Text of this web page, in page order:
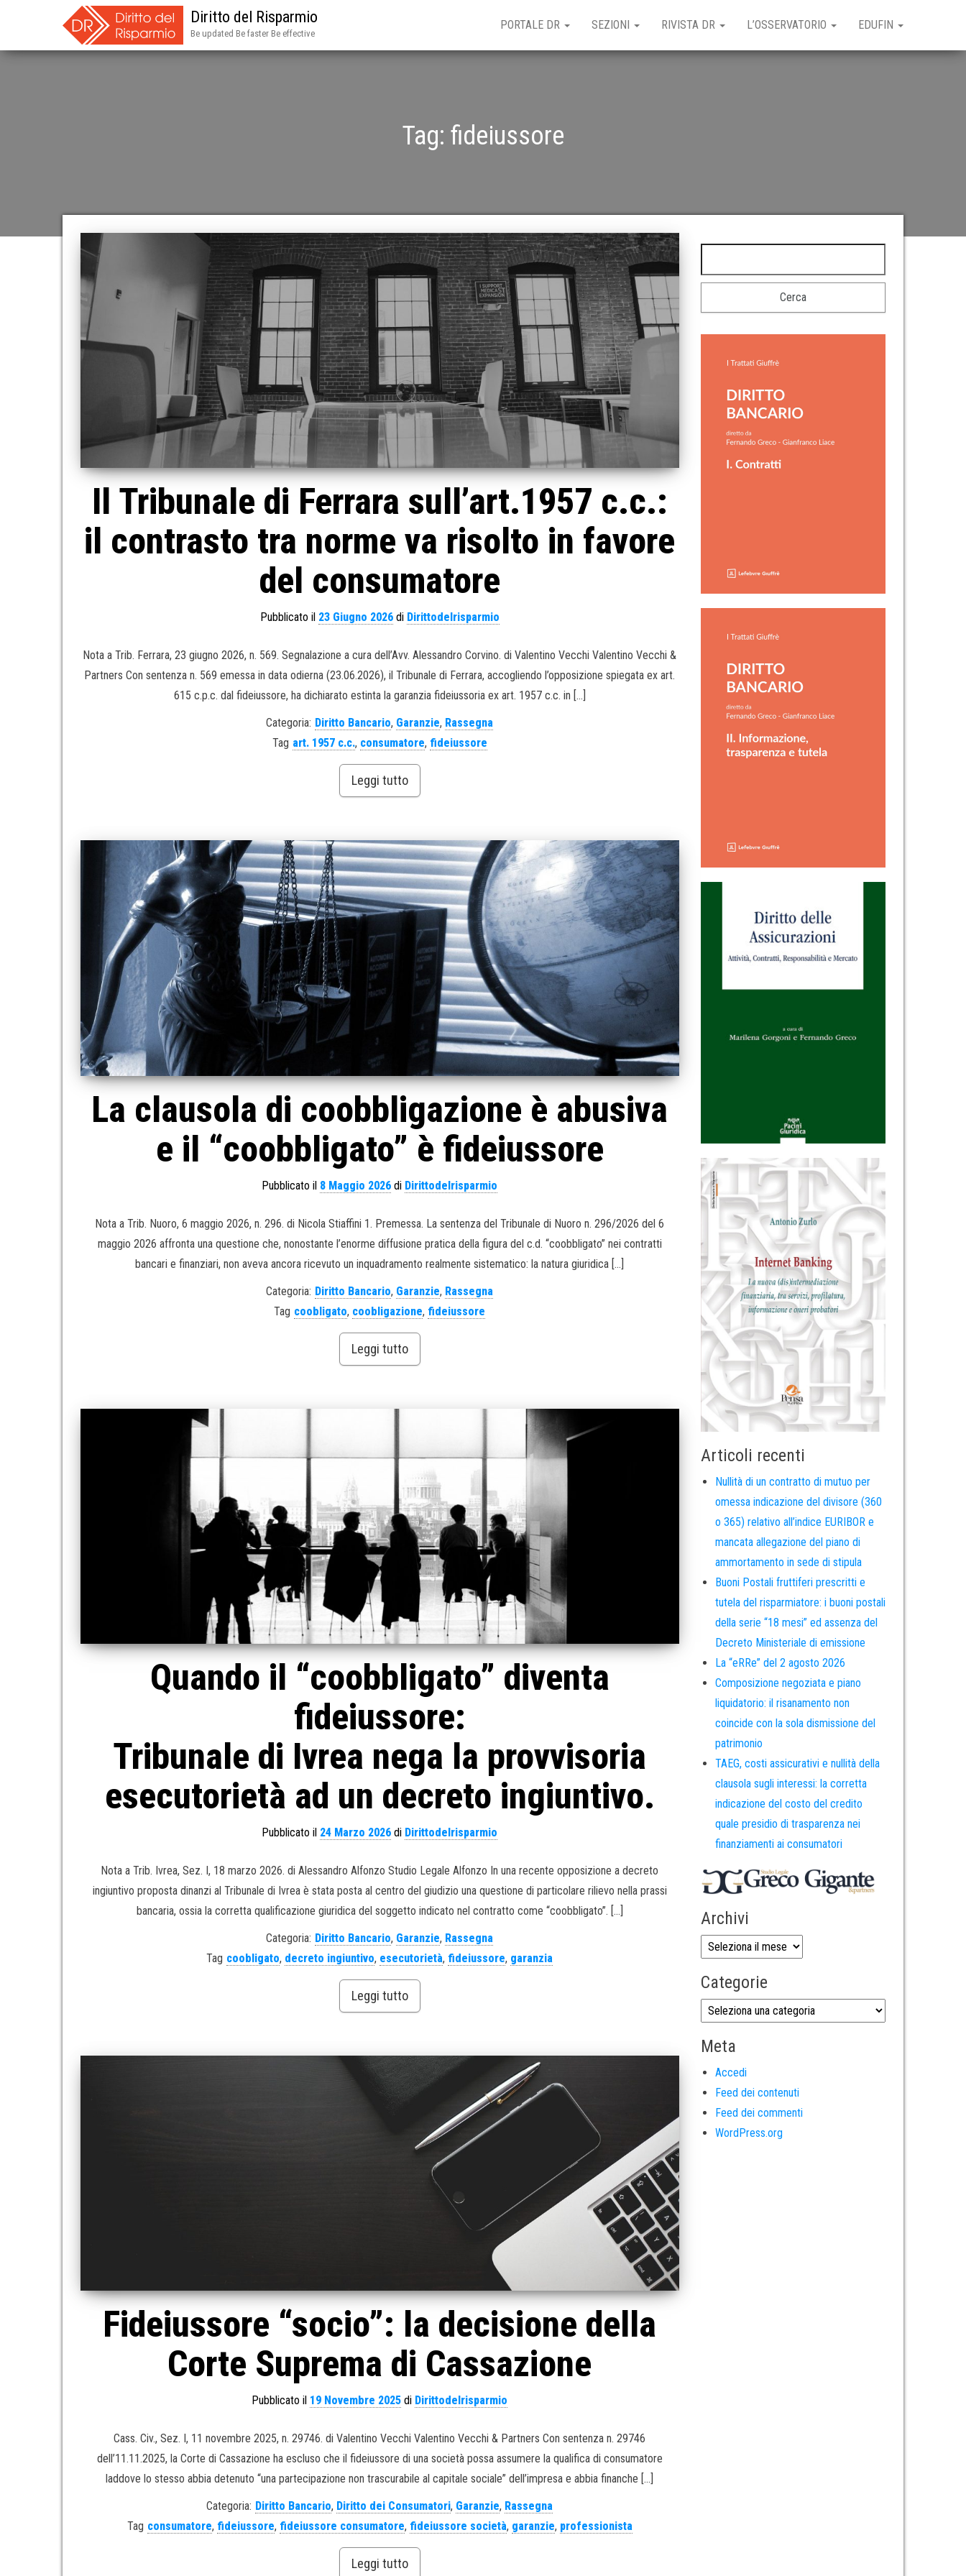
Diritto del Risparmio
Be updated Be faster Be effective
PORTALE DR SEZIONI RIVISTA DR L’OSSERVATORIO EDUFIN
Tag: fideiussore
Il Tribunale di Ferrara sull’art.1957 c.c.:
il contrasto tra norme va risolto in favore
del consumatore
Pubblicato il 23 Giugno 2026di Dirittodelrisparmio
Nota a Trib. Ferrara, 23 giugno 2026, n. 569. Segnalazione a cura dell’Avv. Alessandro Corvino. di Valentino Vecchi Valentino Vecchi &
Partners Con sentenza n. 569 emessa in data odierna (23.06.2026), il Tribunale di Ferrara, accogliendo l’opposizione spiegata ex art.
615 c.p.c. dal fideiussore, ha dichiarato estinta la garanzia fideiussoria ex art. 1957 c.c. in […]
Categoria: Diritto Bancario, Garanzie, Rassegna
Tag art. 1957 c.c., consumatore, fideiussore
Leggi tutto
La clausola di coobbligazione è abusiva
e il “coobbligato” è fideiussore
Pubblicato il 8 Maggio 2026 di Dirittodelrisparmio
Nota a Trib. Nuoro, 6 maggio 2026, n. 296. di Nicola Stiaffini 1. Premessa. La sentenza del Tribunale di Nuoro n. 296/2026 del 6
maggio 2026 affronta una questione che, nonostante l’enorme diffusione pratica della figura del c.d. “coobbligato” nei contratti
bancari e finanziari, non aveva ancora ricevuto un inquadramento realmente sistematico: la natura giuridica […]
Categoria: Diritto Bancario, Garanzie, Rassegna
Tag coobligato, coobligazione, fideiussore
Leggi tutto
Quando il “coobbligato” diventa
fideiussore:
Tribunale di Ivrea nega la provvisoria
esecutorietà ad un decreto ingiuntivo.
Pubblicato il 24 Marzo 2026 di Dirittodelrisparmio
Nota a Trib. Ivrea, Sez. I, 18 marzo 2026. di Alessandro Alfonzo Studio Legale Alfonzo In una recente opposizione a decreto
ingiuntivo proposta dinanzi al Tribunale di Ivrea è stata posta al centro del giudizio una questione di particolare rilievo nella prassi
bancaria, ossia la corretta qualificazione giuridica del soggetto indicato nel contratto come “coobbligato”. […]
Categoria: Diritto Bancario, Garanzie, Rassegna
Tag coobligato, decreto ingiuntivo, esecutorietà, fideiussore, garanzia
Leggi tutto
Fideiussore “socio”: la decisione della
Corte Suprema di Cassazione
Pubblicato il 19 Novembre 2025 di Dirittodelrisparmio
Cass. Civ., Sez. I, 11 novembre 2025, n. 29746. di Valentino Vecchi Valentino Vecchi & Partners Con sentenza n. 29746
dell’11.11.2025, la Corte di Cassazione ha escluso che il fideiussore di una società possa assumere la qualifica di consumatore
laddove lo stesso abbia detenuto “una partecipazione non trascurabile al capitale sociale” dell’impresa e abbia finanche […]
Categoria: Diritto Bancario, Diritto dei Consumatori, Garanzie, Rassegna
Tag consumatore, fideiussore, fideiussore consumatore, fideiussore società, garanzie, professionista
Leggi tutto
Articoli recenti
Nullità di un contratto di mutuo per
omessa indicazione del divisore (360
o 365) relativo all’indice EURIBOR e
mancata allegazione del piano di
ammortamento in sede di stipula
Buoni Postali fruttiferi prescritti e
tutela del risparmiatore: i buoni postali
della serie “18 mesi” ed assenza del
Decreto Ministeriale di emissione
La “eRRe” del 2 agosto 2026
Composizione negoziata e piano
liquidatorio: il risanamento non
coincide con la sola dismissione del
patrimonio
TAEG, costi assicurativi e nullità della
clausola sugli interessi: la corretta
indicazione del costo del credito
quale presidio di trasparenza nei
finanziamenti ai consumatori
Archivi
Categorie
Meta
Accedi
Feed dei contenuti
Feed dei commenti
WordPress.org